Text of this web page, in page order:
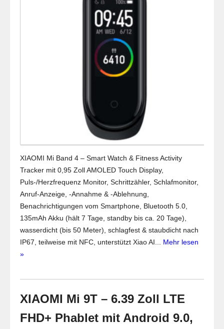
XIAOMI Mi Band 4 – Smart Watch & Fitness Activity
Tracker mit 0,95 Zoll AMOLED Touch Display,
Puls-/Herzfrequenz Monitor, Schrittzähler, Schlafmonitor,
Anruf-Anzeige, -Annahme & -Ablehnung,
Benachrichtigungen vom Smartphone, Bluetooth 5.0,
135mAh Akku (hält 7 Tage, standby bis ca. 20 Tage),
wasserdicht (bis 50 Meter), schlagfest & staubdicht nach
IP67, teilweise mit NFC, unterstützt Xiao AI... Mehr lesen
»
XIAOMI Mi 9T – 6.39 Zoll LTE
FHD+ Phablet mit Android 9.0,